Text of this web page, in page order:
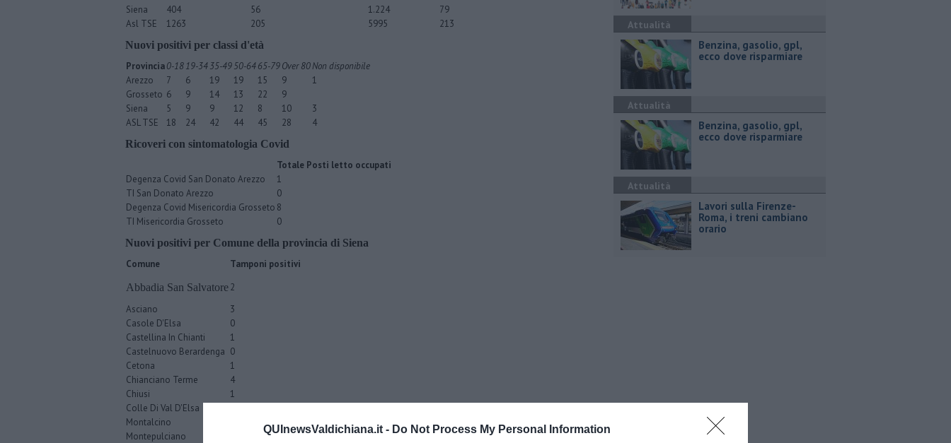
QUInewsValdichiana.it - Do Not Process My Personal Information
Siena
404 56 1.224
79
Asl TSE
1263 205 5995
213
Nuovi positivi per classi d'età
Provincia0-1819-3435-4950-6465-79Over 80Non disponibile
Arezzo
7 6 19 19 15 9
1
Grosseto 6 9 14 13 22
9
Siena
5 9 9 12 8 10
3
ASL TSE
18 24 42 44 45 28
4
Ricoveri con sintomatologia Covid
Totale Posti letto occupati
Degenza Covid San Donato Arezzo
1
TI San Donato Arezzo
0
Degenza Covid Misericordia Grosseto 8
TI Misericordia Grosseto
0
Nuovi positivi per Comune della provincia di Siena
Comune
Tamponi positivi
Abbadia San Salvatore2
Asciano
3
Casole D'Elsa
0
Castellina In Chianti
1
Castelnuovo Berardenga 0
Cetona
1
Chianciano Terme
4
Chiusi
1
Colle Di Val D'Elsa
Montalcino
Montepulciano
Attualità
​Benzina, gasolio, gpl,
ecco dove risparmiare
Attualità
​Benzina, gasolio, gpl,
ecco dove risparmiare
Attualità
Lavori sulla Firenze-
Roma, i treni cambiano
orario